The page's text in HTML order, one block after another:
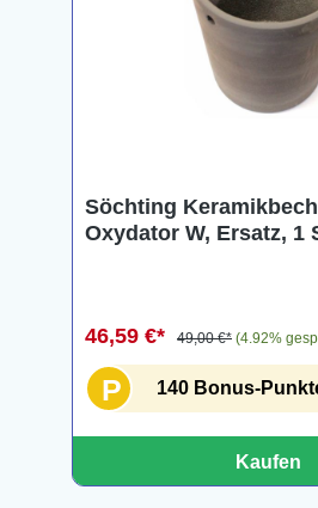
Söchting
Oxydator W, Ersatz, 1
46,59 €* 49,00 €* (4.92%
P 140 Bonus-
Kaufen